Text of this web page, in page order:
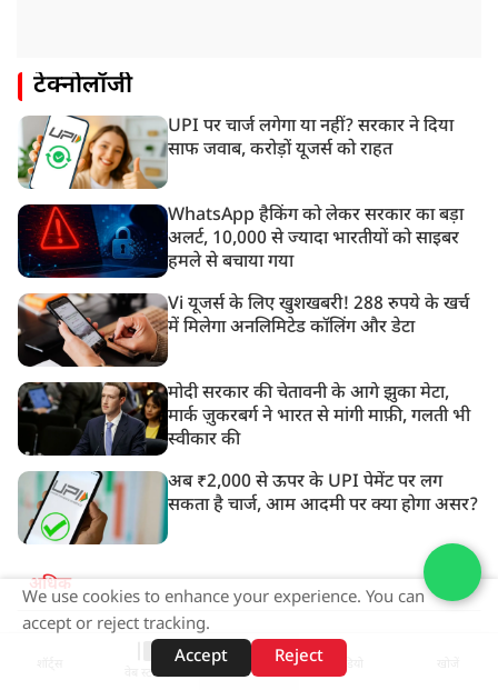
टेक्नोलॉजी
UPI पर चार्ज लगेगा या नहीं? सरकार ने दिया
साफ जवाब, करोड़ों यूजर्स को राहत
WhatsApp हैकिंग को लेकर सरकार का बड़ा
अलर्ट, 10,000 से ज्यादा भारतीयों को साइबर
हमले से बचाया गया
Vi यूजर्स के लिए खुशखबरी! 288 रुपये के खर्च
में मिलेगा अनलिमिटेड कॉलिंग और डेटा
मोदी सरकार की चेतावनी के आगे झुका मेटा,
मार्क ज़ुकरबर्ग ने भारत से मांगी माफ़ी, गलती भी
स्वीकार की
अब ₹2,000 से ऊपर के UPI पेमेंट पर लग
सकता है चार्ज, आम आदमी पर क्या होगा असर?
अधिक
ADVERTISEMENT
वेब स्टोरीज़
We use cookies to enhance your experience. You can
accept or reject tracking.
Accept
Reject